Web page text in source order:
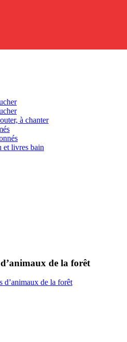
à chanter
et livres bain
de la forêt
d’animaux de la forêt